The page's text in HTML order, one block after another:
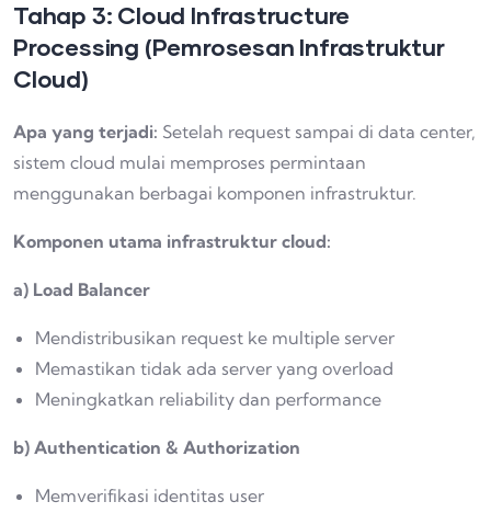
Tahap 3: Cloud Infrastructure
Processing (Pemrosesan Infrastruktur
Cloud)
Apa yang terjadi: Setelah request sampai di data center,
sistem cloud mulai memproses permintaan
menggunakan berbagai komponen infrastruktur.
Komponen utama infrastruktur cloud:
a) Load Balancer
Mendistribusikan request ke multiple server
Memastikan tidak ada server yang overload
Meningkatkan reliability dan performance
b) Authentication & Authorization
Memverifikasi identitas user